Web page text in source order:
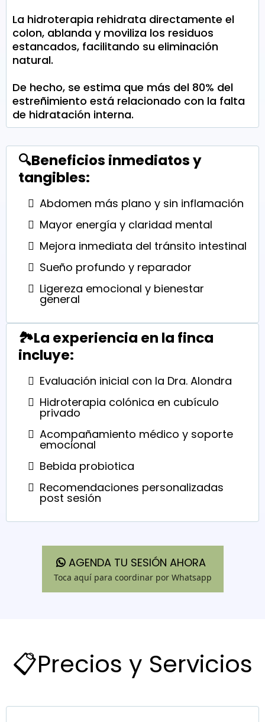
La hidroterapia rehidrata directamente el
colon, ablanda y moviliza los residuos
estancados, facilitando su eliminación
natural.
De hecho, se estima que más del 80% del
estreñimiento está relacionado con la falta
de hidratación interna.
🔍Beneficios inmediatos y
tangibles:
Abdomen más plano y sin inflamación
Mayor energía y claridad mental
Mejora inmediata del tránsito intestinal
Sueño profundo y reparador
Ligereza emocional y bienestar
general
🏞️La experiencia en la finca
incluye:
Evaluación inicial con la Dra. Alondra
Hidroterapia colónica en cubículo
privado
Acompañamiento médico y soporte
emocional
Bebida probiotica
Recomendaciones personalizadas
post sesión
AGENDA TU SESIÓN AHORA
Toca aquí para coordinar por Whatsapp
📋Precios y Servicios